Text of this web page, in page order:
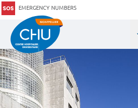
EMERGENCY NUMBERS